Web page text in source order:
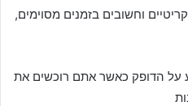
וחשובים בזמנים מסוימים,
על הדופק כאשר אתם רוכשים את